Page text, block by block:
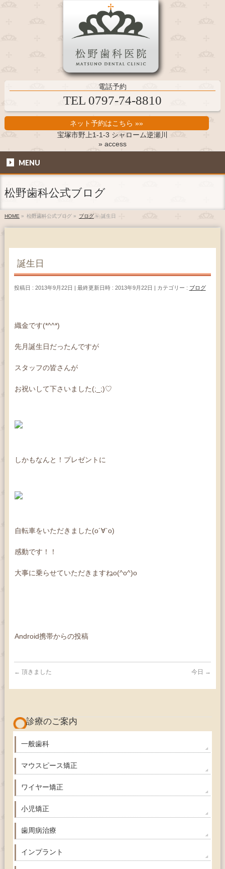
電話予約
TEL 0797-74-8810
ネット予約はこちら »»
宝塚市野上1-1-3 シャローム逆瀬川
» access
MENU
松野歯科公式ブログ
HOME » 松野歯科公式ブログ» ブログ» 誕生日
誕生日
投稿日 : 2013年9月22日 最終更新日時 : 2013年9月22日 カテゴリー : ブログ
織金です(*^^*)
先月誕生日だったんですが
スタッフの皆さんが
お祝いして下さいました(;_;)♡
しかもなんと！プレゼントに
自転車をいただきました(о´∀`о)
感動です！！
大事に乗らせていただきますねo(^o^)o
Android携帯からの投稿
← 頂きました 今日 →
診療のご案内
一般歯科
マウスピース矯正
ワイヤー矯正
小児矯正
歯周病治療
インプラント